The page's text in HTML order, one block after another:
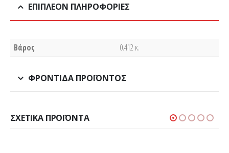
ΕΠΙΠΛΈΟΝ ΠΛΗΡΟΦΟΡΊΕΣ
Βάρος 0.412 κ.
ΦΡΟΝΤΊΔΑ ΠΡΟΪΌΝΤΟΣ
ΣΧΕΤΙΚΆ ΠΡΟΪΌΝΤΑ